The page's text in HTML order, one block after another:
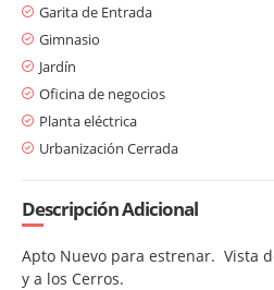
Garita de Entrada
Gimnasio
Jardín
Oficina de negocios
Planta eléctrica
Urbanización Cerrada
Descripción Adicional
Apto Nuevo para estrenar. Vista
y a los Cerros.